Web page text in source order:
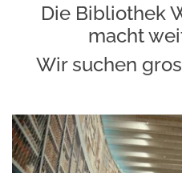
Die Bibliothek
macht
Wir suchen